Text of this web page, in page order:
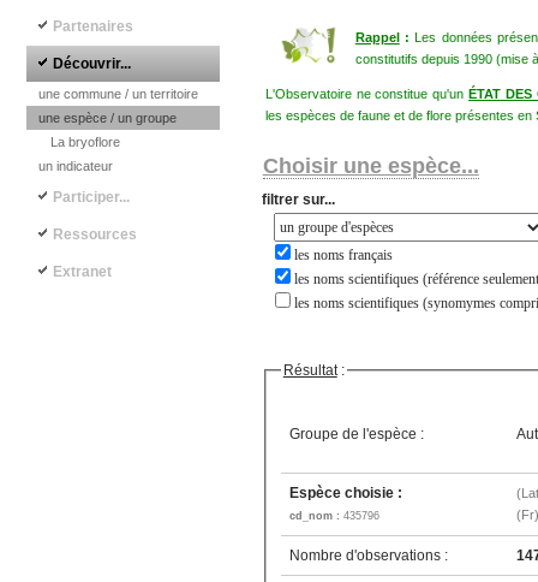
Rappel:Les données
constitutifs depuis 1990 (mise
L'Observatoire ne constitue qu'unÉTAT DES
les espèces de faune et de flore présentes en
Choisir une espèce...
filtrer sur...
les noms français
les noms scientifiques (référence
les noms scientifiques (synomymes
Résultat:
Groupe de l'espèce :
Espèce choisie :
cd_nom : 435796
(Fr)
Nombre d'observations :
Partenaires
Découvrir...
une commune / un territoire
une espèce / un groupe
La bryoflore
un indicateur
Participer...
Ressources
Extranet